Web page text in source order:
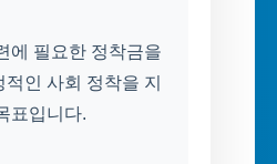
에 필요한 정착금을
인 사회 정착을 지
표입니다.